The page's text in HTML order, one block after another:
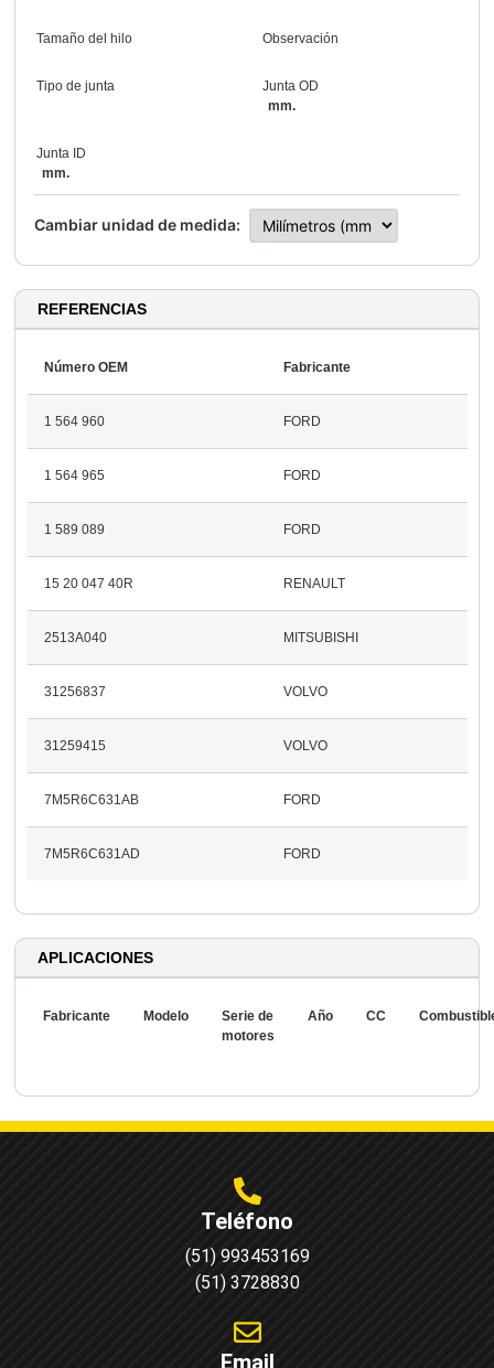
Tamaño del hilo Observación
Tipo de junta
Junta OD
mm.
Junta ID
mm.
Cambiar unidad de medida:
REFERENCIAS
Número OEM Fabricante
1 564 960 FORD
1 564 965 FORD
1 589 089 FORD
15 20 047 40R RENAULT
2513A040 MITSUBISHI
31256837 VOLVO
31259415 VOLVO
7M5R6C631AB FORD
7M5R6C631AD FORD
APLICACIONES
Fabricante Modelo
Serie de
motores
Año CC
Teléfono
(51) 993453169
(51) 3728830
Email